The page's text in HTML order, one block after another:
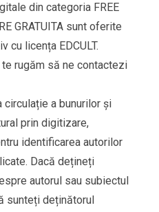
din categoria FREE
GRATUITA sunt oferite
cu licența EDCULT.
rugăm să ne contactezi
a bunurilor și
prin digitizare,
identificarea autorilor
Dacă dețineți
autorul sau subiectul
sunteți deținătorul